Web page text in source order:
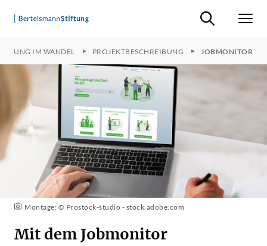
Suche ein-/
IM WANDEL PROJEKTBESCHREIBUNG JOBMONITOR
Montage: © Prostock-studio - stock.adobe.com
Mit dem Jobmonitor